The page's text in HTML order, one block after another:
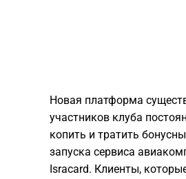
Новая платформа
участников клуба
копить и тратить
запуска сервиса
Isracard. Клиенты,